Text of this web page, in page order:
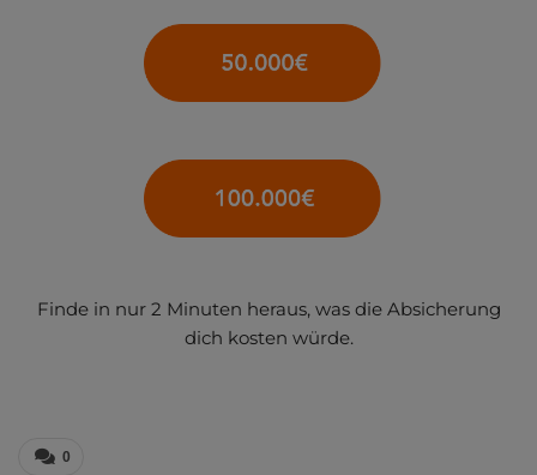
Finde in nur 2 Minuten heraus, was die Absicherung
dich kosten würde.
0